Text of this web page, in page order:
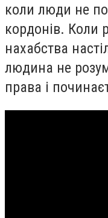
коли люди не
кордонів. Коли
нахабства
людина не
права і